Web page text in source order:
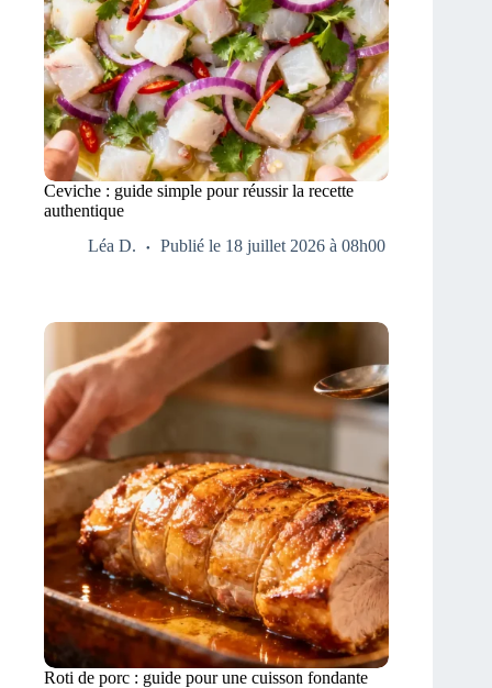
Ceviche : guide simple pour réussir la recette
authentique
Léa D.
Publié le 18 juillet 2026 à 08h00
Roti de porc : guide pour une cuisson fondante